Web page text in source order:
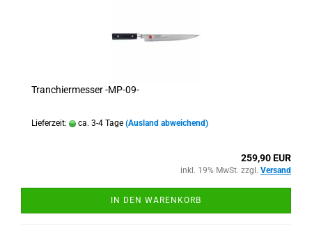
Tranchiermesser -MP-09-
Lieferzeit: ca. 3-4 Tage (Ausland abweichend)
259,90 EUR
inkl. 19% MwSt. zzgl. Versand
IN DEN WARENKORB